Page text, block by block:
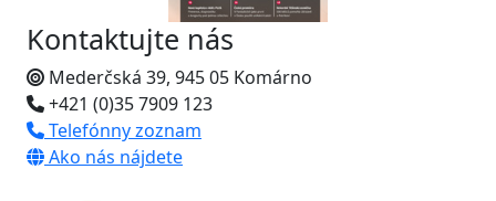
Kontaktujte nás
Mederčská 39, 945 05 Komárno
+421 (0)35 7909 123
Telefónny zoznam
Ako nás nájdete